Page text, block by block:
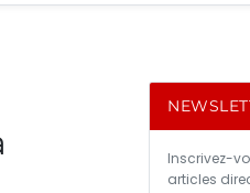
Inscrivez-
articles